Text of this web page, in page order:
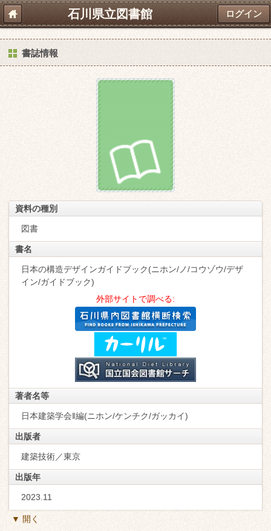
石川県立図書館 ログイン
書誌情報
資料の種別
図書
書名
日本の構造デザインガイドブック(ニホン/ノ/コウゾウ/デザ
イン/ガイドブック)
外部サイトで調べる:
著者名等
日本建築学会‖編(ニホン/ケンチク/ガッカイ)
出版者
建築技術／東京
出版年
2023.11
▼ 開く